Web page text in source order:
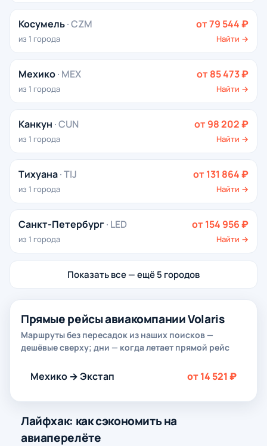
Косумель· CZM
из 1 города
от 79 544 ₽
Найти →
Мехико· MEX
из 1 города
от 85 473 ₽
Найти →
Канкун · CUN
из 1 города
от 98 202 ₽
Найти →
Тихуана· TIJ
из 1 города
от 131 864 ₽
Найти →
Санкт-Петербург· LED
из 1 города
от 154 956 ₽
Найти →
Показать все — ещё 5 городов
Прямые рейсы авиакомпании Volaris
Маршруты без пересадок из наших поисков —
дешёвые сверху; дни — когда летает прямой рейс
Мехико → Экстап от 14 521 ₽
Лайфхак: как сэкономить на
авиаперелёте